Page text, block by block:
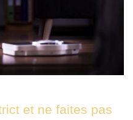
et ne faites pas